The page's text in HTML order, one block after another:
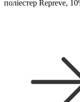
поліестер Repreve,